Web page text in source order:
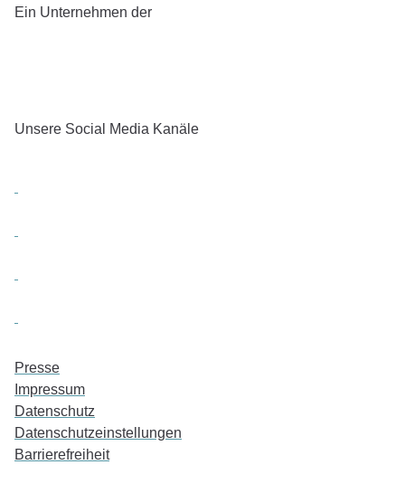
Ein Unternehmen der
Unsere Social Media Kanäle
Presse
Impressum
Datenschutz
Datenschutzeinstellungen
Barrierefreiheit